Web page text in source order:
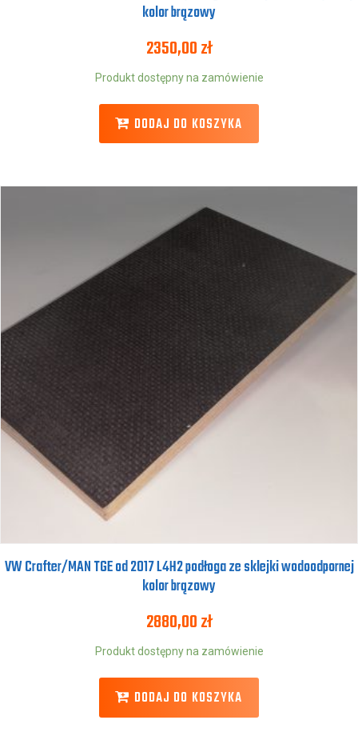
kolor brązowy
2350,00zł
Produkt dostępny na zamówienie
DODAJ DO KOSZYKA
VW Crafter/MAN TGE od 2017 L4H2 podłoga ze sklejki wodoodpornej
kolor brązowy
2880,00zł
Produkt dostępny na zamówienie
DODAJ DO KOSZYKA